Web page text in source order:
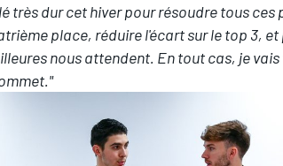
très dur cet hiver pour résoudre tous
place, réduire l'écart sur le top 3,
nous attendent. En tout cas, je